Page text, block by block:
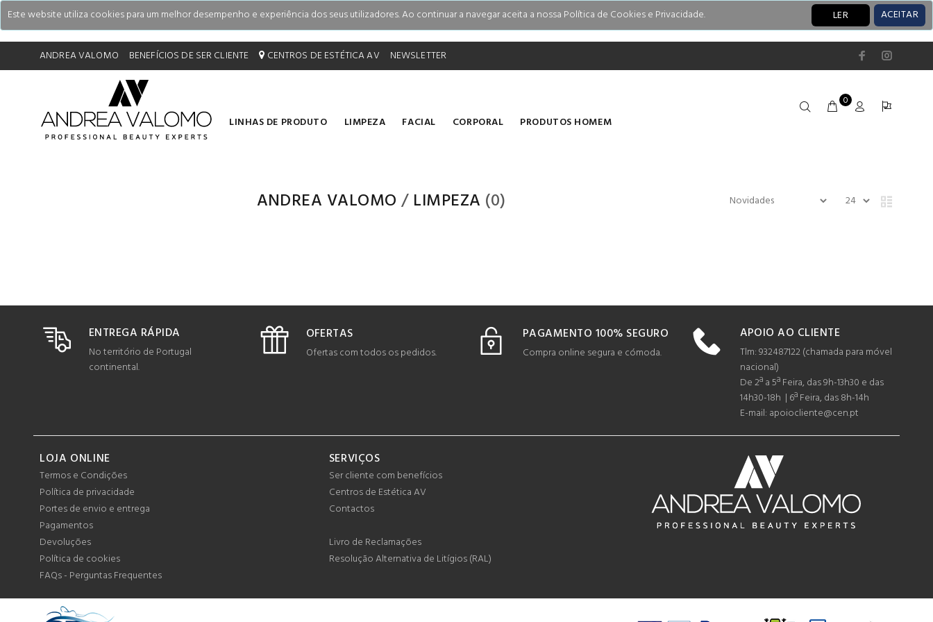
Este website utiliza cookies para um melhor desempenho e experiência dos seus utilizadores. Ao continuar a navegar aceita a nossa Política de Cookies e Privacidade. LER ACEITAR
ANDREA VALOMO BENEFÍCIOS DE SER CLIENTE CENTROS DE ESTÉTICA AV NEWSLETTER
LINHAS DE PRODUTO LIMPEZA FACIAL CORPORAL PRODUTOS HOMEM
0
ANDREA VALOMO / LIMPEZA (0)
ENTREGA RÁPIDA
No território de Portugal
continental.
OFERTAS
Ofertas com todos os pedidos.
PAGAMENTO 100% SEGURO
Compra online segura e cómoda.
APOIO AO CLIENTE
Tlm: 932487122 (chamada para móvel
nacional)
De 2ª a 5ª Feira, das 9h-13h30 e das
14h30-18h | 6ª Feira, das 8h-14h
E-mail: apoiocliente@cen.pt
LOJA ONLINE
Termos e Condições
Política de privacidade
Portes de envio e entrega
Pagamentos
Devoluções
Política de cookies
FAQs - Perguntas Frequentes
SERVIÇOS
Ser cliente com benefícios
Centros de Estética AV
Contactos
Livro de Reclamações
Resolução Alternativa de Litígios (RAL)